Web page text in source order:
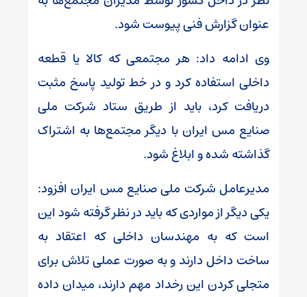
عنوان گزارش فنی پیوست شود.
وی ادامه داد: هر مجتمعی که کالا یا قطعه
داخلی استفاده کرد و در خط تولید پاسخ مثبت
دریافت کرد، باید از طریق ستاد شرکت ملی
صنایع مس ایران با دیگر مجتمع‌ها به اشتراک
گذاشته شده و ابلاغ شود.
مدیرعامل شرکت ملی صنایع مس ایران افزود:
یکی دیگر از مواردی که باید در نظر گرفته شود این
است که به مهندسان داخلی که اعتقاد به
ساخت داخل دارند و به صورت عملی تلاش برای
متجلی کردن این رخداد مهم دارند، میدان داده